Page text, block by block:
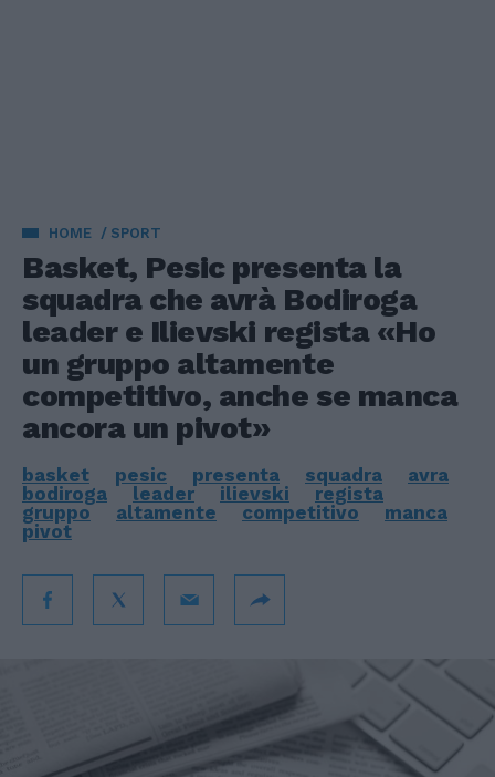
HOME SPORT
Basket, Pesic presenta la
squadra che avrà Bodiroga
leader e Ilievski regista «Ho
un gruppo altamente
competitivo, anche se manca
ancora un pivot»
basket pesic presenta squadra
avra
bodiroga
leader ilievski
regista
gruppo
altamente competitivo
manca
pivot